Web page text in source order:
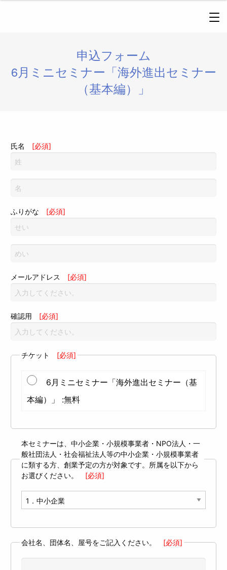
申込フォーム
6月ミニセミナー「海外進出セミナー
（基本編）」
氏名 [必須]
ふりがな [必須]
メールアドレス [必須]
確認用 [必須]
チケット [必須]
6月ミニセミナー「海外進出セミナー（基
本編）」 :無料
本セミナーは、中小企業・小規模事業者・NPO法人・一
般社団法人・社会福祉法人等の中小企業・小規模事業者
に類する方、創業予定の方が対象です。所属を以下から
お選びください。
[必須]
会社名、団体名、屋号をご記入ください。 [必須]